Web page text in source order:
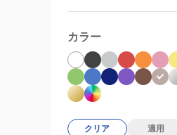
カラー
クリア 適用